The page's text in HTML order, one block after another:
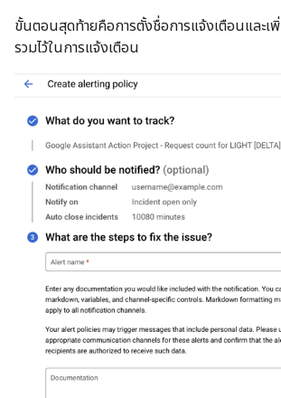
ขั้นตอนสุดท้ายคือการตั้งชื่อการแจ้งเตือนและเ
รวมไว้ในการแจ้งเตือน